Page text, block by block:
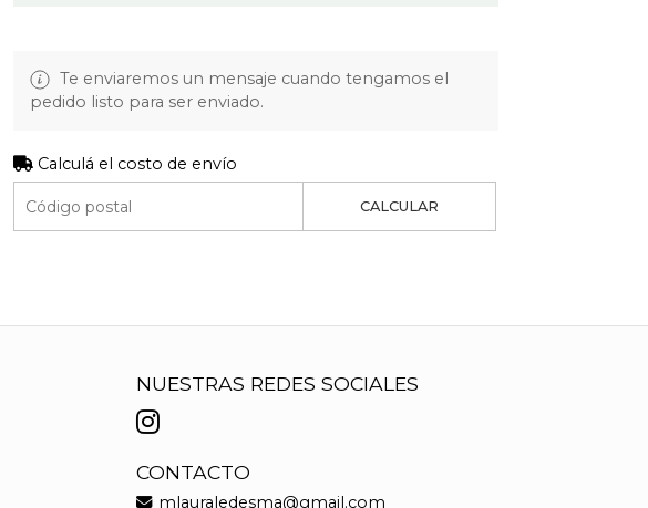
Te enviaremos un mensaje cuando tengamos el
pedido listo para ser enviado.
Calculá el costo de envío
CALCULAR
NUESTRAS REDES SOCIALES
CONTACTO
mlauraledesma@gmail.com